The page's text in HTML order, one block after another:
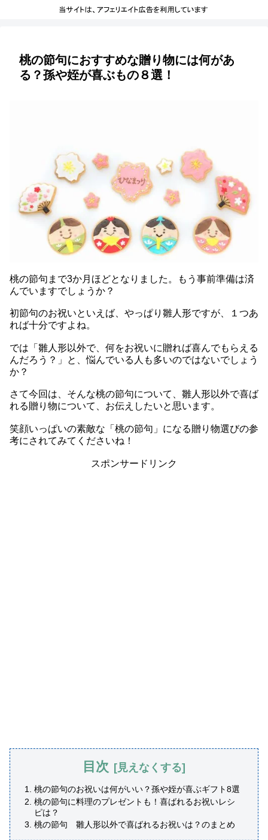
桃の節句におすすめな贈り物には何があ
る？孫や姪が喜ぶもの８選！
桃の節句まで3か月ほどとなりました。もう事前準備は済
んでいますでしょうか？
初節句のお祝いといえば、やっぱり雛人形ですが、１つあ
れば十分ですよね。
では「雛人形以外で、何をお祝いに贈れば喜んでもらえる
んだろう？」と、悩んでいる人も多いのではないでしょう
か？
さて今回は、そんな桃の節句について、雛人形以外で喜ば
れる贈り物について、お伝えしたいと思います。
笑顔いっぱいの素敵な「桃の節句」になる贈り物選びの参
考にされてみてくださいね！
スポンサードリンク
目次
桃の節句のお祝いは何がいい？孫や姪が喜ぶギフト8選
桃の節句に料理のプレゼントも！喜ばれるお祝いレシ
ピは？
桃の節句 雛人形以外で喜ばれるお祝いは？のまとめ